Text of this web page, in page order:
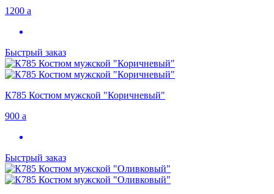
1200 a
Быстрый заказ
К785 Костюм мужской "Коричневый"
900 a
Быстрый заказ